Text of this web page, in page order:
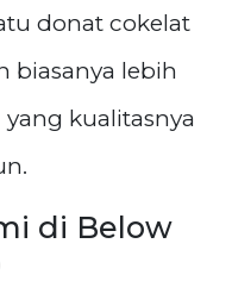
donat cokelat
biasanya lebih
kualitasnya
di Below